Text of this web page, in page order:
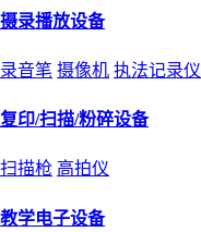
摄录播放设备
录音笔 摄像机 执法记录仪
复印/扫描/粉碎设备
扫描枪 高拍仪
教学电子设备